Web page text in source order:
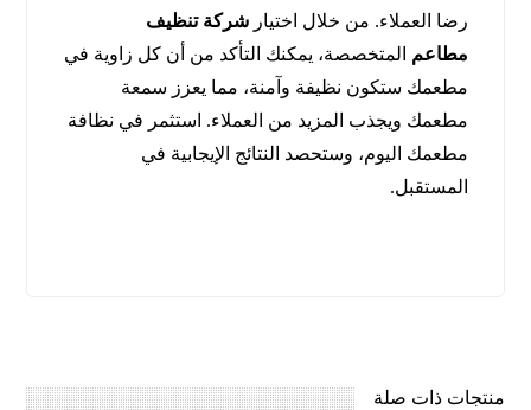
رضا العملاء. من خلال اختيارشركة تنظيف
مطاعم المتخصصة، يمكنك التأكد من أن كل زاوية في
مطعمك ستكون نظيفة وآمنة، مما يعزز سمعة
مطعمك ويجذب المزيد من العملاء. استثمر في نظافة
مطعمك اليوم، وستحصد النتائج الإيجابية في
المستقبل.
منتجات ذات صلة